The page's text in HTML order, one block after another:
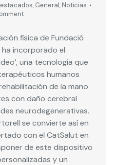
, General, Noticias
física de Fundació
incorporado el
una tecnología que
humanos
de la mano
con daño cerebral
neurodegenerativas.
se convierte así en
con el CatSalut en
de este dispositivo
y un